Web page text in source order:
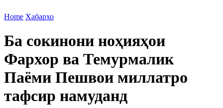
Home Хабархо
Ба сокинони ноҳияҳои
Фархор ва Темурмалик
Паёми Пешвои миллатро
тафсир намуданд